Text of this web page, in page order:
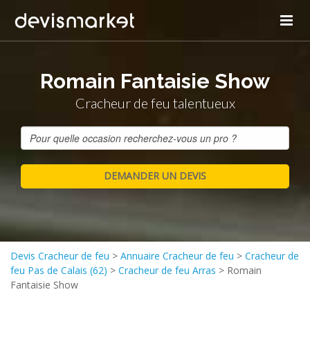
Romain Fantaisie Show
Cracheur de feu talentueux
Devis Cracheur de feu > Annuaire Cracheur de feu > Cracheur de
feu Pas de Calais (62) > Cracheur de feu Arras > Romain
Fantaisie Show